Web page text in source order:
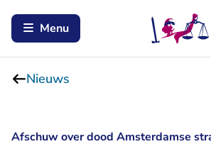
Menu
Nieuws
Afschuw over dood Amsterdamse